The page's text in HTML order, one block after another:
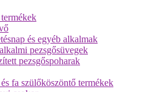
és egyéb alkalmak
pezsgősüvegek
pezsgőspoharak
fa szülőköszöntő termékek